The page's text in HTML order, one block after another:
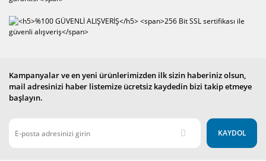
Kampanyalar ve en yeni ürünlerimizden ilk sizin haberiniz olsun,
mail adresinizi haber listemize ücretsiz kaydedin bizi takip etmeye
başlayın.
KAYDOL